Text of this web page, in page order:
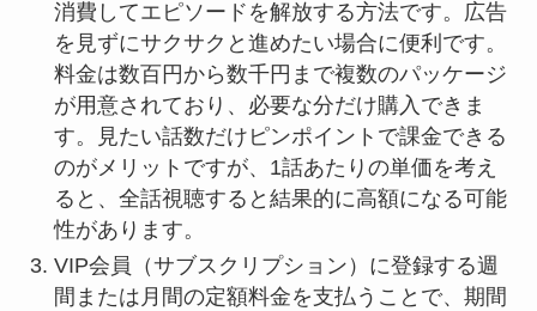
消費してエピソードを解放する方法です。広告
を見ずにサクサクと進めたい場合に便利です。
料金は数百円から数千円まで複数のパッケージ
が用意されており、必要な分だけ購入できま
す。見たい話数だけピンポイントで課金できる
のがメリットですが、1話あたりの単価を考え
ると、全話視聴すると結果的に高額になる可能
性があります。
VIP会員（サブスクリプション）に登録する週
間または月間の定額料金を支払うことで、期間